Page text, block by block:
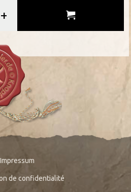
+
Impressum
de confidentialité